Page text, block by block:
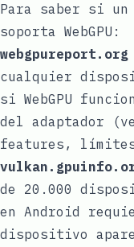
Para saber si
soporta WebGPU:
webgpureport.org
cualquier
si WebGPU
del adaptador
features,
de 20.000
en Android
dispositivo